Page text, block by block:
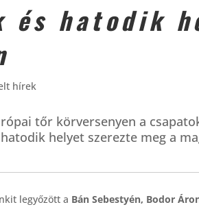
és hatodik
hírek
tőr körversenyen a
helyet szerezte meg a
legyőzött a Bán Sebestyén, Bodor